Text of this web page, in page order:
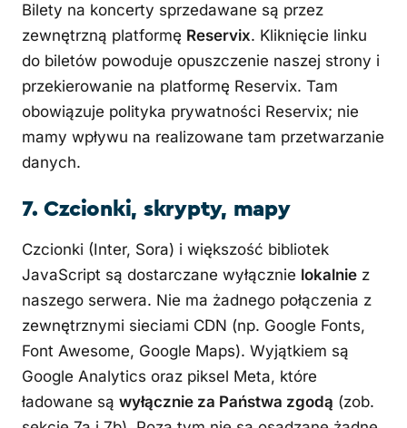
Bilety na koncerty sprzedawane są przez
zewnętrzną platformę Reservix. Kliknięcie linku
do biletów powoduje opuszczenie naszej strony i
przekierowanie na platformę Reservix. Tam
obowiązuje polityka prywatności Reservix; nie
mamy wpływu na realizowane tam przetwarzanie
danych.
7. Czcionki, skrypty, mapy
Czcionki (Inter, Sora) i większość bibliotek
JavaScript są dostarczane wyłącznie lokalnie z
naszego serwera. Nie ma żadnego połączenia z
zewnętrznymi sieciami CDN (np. Google Fonts,
Font Awesome, Google Maps). Wyjątkiem są
Google Analytics oraz piksel Meta, które
ładowane są wyłącznie za Państwa zgodą (zob.